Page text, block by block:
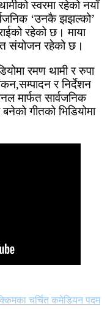
स्वरमा रहेको नयाँ
‘उनकै झझल्को’
रहेको छ। माया
संयोजन रहेको छ।
रमण थामी र रुपा
र निर्देशन
मार्फत सार्वजनिक
गीतको भिडियोमा
चर्चित कमेडियन पदम